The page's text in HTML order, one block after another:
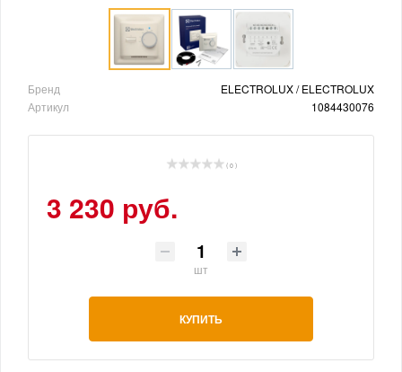
Бренд
ELECTROLUX / ELECTROLUX
Артикул
1084430076
( 0 )
3 230 руб.
шт
КУПИТЬ